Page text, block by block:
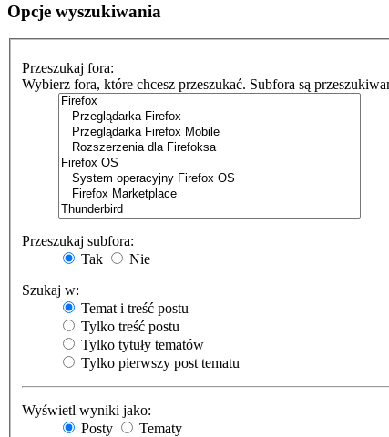
Opcje wyszukiwania
Przeszukaj fora:
Wybierz fora, które chcesz przeszukać. Subfora są
Przeszukaj subfora:
Tak
Nie
Szukaj w:
Temat i treść postu
Tylko treść postu
Tylko tytuły tematów
Tylko pierwszy post tematu
Wyświetl wyniki jako:
Posty
Tematy